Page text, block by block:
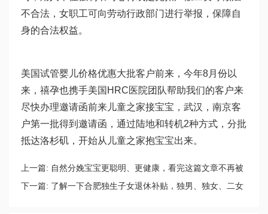
不合法，女职工可向劳动行政部门进行举报，保障自
身的合法权益。
美国试管婴儿价格优惠大批客户前来，今年8月份以
来，禧孕也携手美国HRC医院团队帮助我们的客户来
尽快办理邀请函前来儿童之家接宝宝，武汉，南京客
户第一批得到邀请函，通过陆地和转机2种方式，分批
抵达洛杉矶，开始从儿童之家抱宝宝出来。
上一篇: 自然分娩宝宝更聪明、更健康，看完这篇文章不再被
忽悠！
下一篇: 了解一下合肥独生子女退休补贴，独男、独女、二女